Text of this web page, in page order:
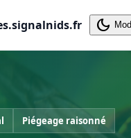
dark_mode
Piégeage raisonné